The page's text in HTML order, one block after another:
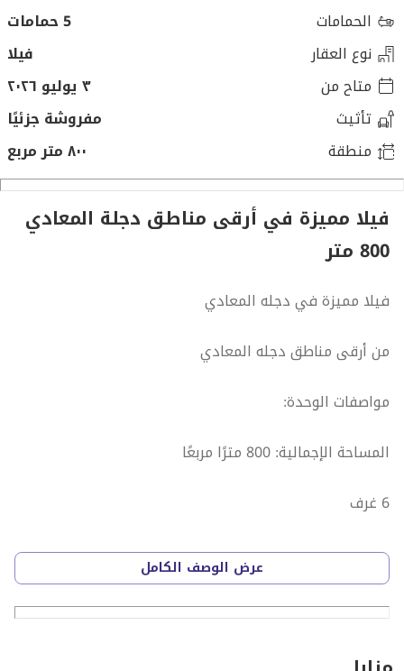
الحمامات
5 حمامات
نوع العقار
فيلا
متاح من
٣ يوليو ٢٠٢٦
تأثيث
مفروشة جزئيًا
منطقة
٨٠٠ متر مربع
فيلا مميزة في أرقى مناطق دجلة المعادي
800 متر
فيلا مميزة في دجله المعادي
من أرقى مناطق دجله المعادي
مواصفات الوحدة:
المساحة الإجمالية: 800 مترًا مربعًا
6 غرف
5 حمام
تشطيب سوبر لوكس
مفروش بالكامل
عرض الوصف الكامل